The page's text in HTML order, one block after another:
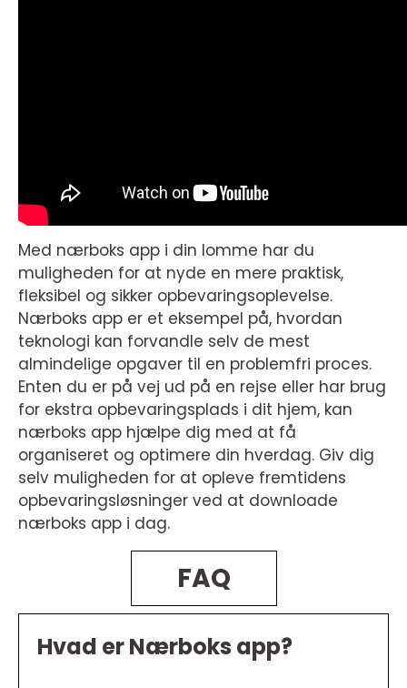
Med nærboks app i din lomme har du
muligheden for at nyde en mere praktisk,
fleksibel og sikker opbevaringsoplevelse.
Nærboks app er et eksempel på, hvordan
teknologi kan forvandle selv de mest
almindelige opgaver til en problemfri proces.
Enten du er på vej ud på en rejse eller har brug
for ekstra opbevaringsplads i dit hjem, kan
nærboks app hjælpe dig med at få
organiseret og optimere din hverdag. Giv dig
selv muligheden for at opleve fremtidens
opbevaringsløsninger ved at downloade
nærboks app i dag.
FAQ
Hvad er Nærboks app?